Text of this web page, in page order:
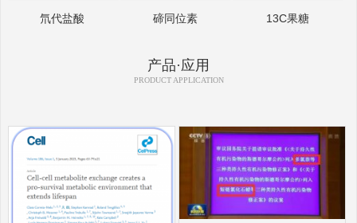
氘代盐酸 碲同位素 13C果糖
产品·应用
PRODUCT APPLICATION